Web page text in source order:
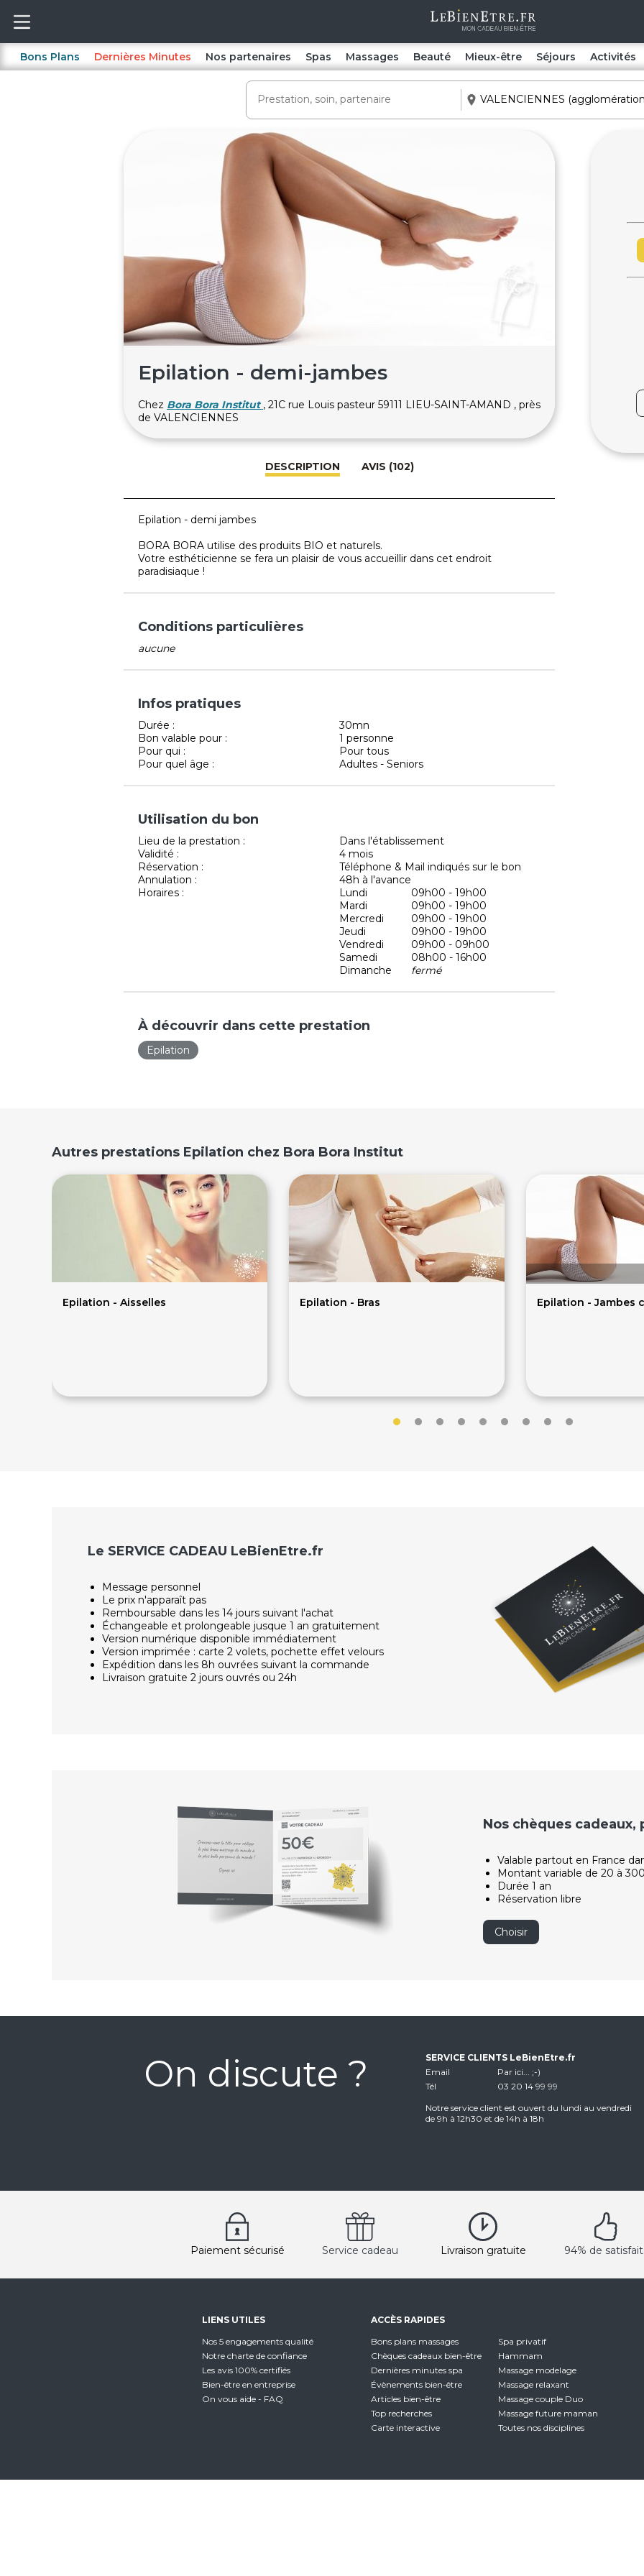
Bons Plans Dernières Minutes Nos partenaires Spas Massages Beauté Mieux-être Séjours Activités
Epilation - demi-jambes
Chez Bora Bora Institut , 21C rue Louis pasteur 59111 LIEU-SAINT-AMAND , près
de VALENCIENNES
DESCRIPTION AVIS (102)
Epilation - demi jambes
BORA BORA utilise des produits BIO et naturels.
Votre esthéticienne se fera un plaisir de vous accueillir dans cet endroit
paradisiaque !
Conditions particulières
aucune
Infos pratiques
Durée :
30mn
Bon valable pour :
1 personne
Pour qui :
Pour tous
Pour quel âge :
Adultes - Seniors
Utilisation du bon
Lieu de la prestation :
Dans l'établissement
Validité :
4 mois
Réservation :
Téléphone & Mail indiqués sur le bon
Annulation :
48h à l'avance
Horaires :
Lundi
09h00 - 19h00
Mardi
09h00 - 19h00
Mercredi
09h00 - 19h00
Jeudi
09h00 - 19h00
Vendredi
09h00 - 09h00
Samedi
08h00 - 16h00
Dimanche
fermé
À découvrir dans cette prestation
Epilation
Autres prestations Epilation chez Bora Bora Institut
Epilation - Aisselles Epilation - Bras Epilation - Jambes
Le SERVICE CADEAU LeBienEtre.fr
Message personnel
Le prix n'apparaît pas
Remboursable dans les 14 jours suivant l'achat
Échangeable et prolongeable jusque 1 an gratuitement
Version numérique disponible immédiatement
Version imprimée : carte 2 volets, pochette effet velours
Expédition dans les 8h ouvrées suivant la commande
Livraison gratuite 2 jours ouvrés ou 24h
Nos chèques
Valable partout en France
Montant variable de 20 à
Durée 1 an
Réservation libre
Choisir
On discute ?
SERVICE CLIENTS LeBienEtre.fr
Email
Par ici... ;-)
Tél
03 20 14 99 99
Notre service client est ouvert du lundi au vendredi
de 9h à 12h30 et de 14h à 18h
Paiement sécurisé Service cadeau Livraison gratuite 94% de
LIENS UTILES
Nos 5 engagements qualité
Notre charte de confiance
Les avis 100% certifiés
Bien-être en entreprise
On vous aide - FAQ
ACCÈS RAPIDES
Bons plans massages
Chèques cadeaux bien-être
Dernières minutes spa
Évènements bien-être
Articles bien-être
Top recherches
Carte interactive
Spa privatif
Hammam
Massage modelage
Massage relaxant
Massage couple Duo
Massage future maman
Toutes nos disciplines